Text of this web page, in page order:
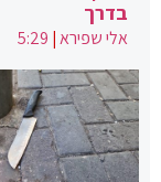
בדרך
אלי שפירא|
5:29